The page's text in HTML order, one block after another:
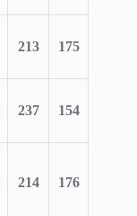
213 175
237 154
214 176